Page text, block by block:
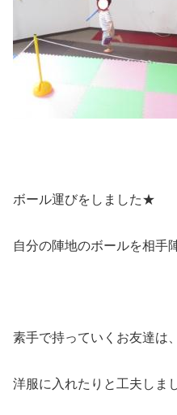
ボール運びをしました★
自分の陣地のボールを相手
素手で持っていくお友達は
洋服に入れたりと工夫しま